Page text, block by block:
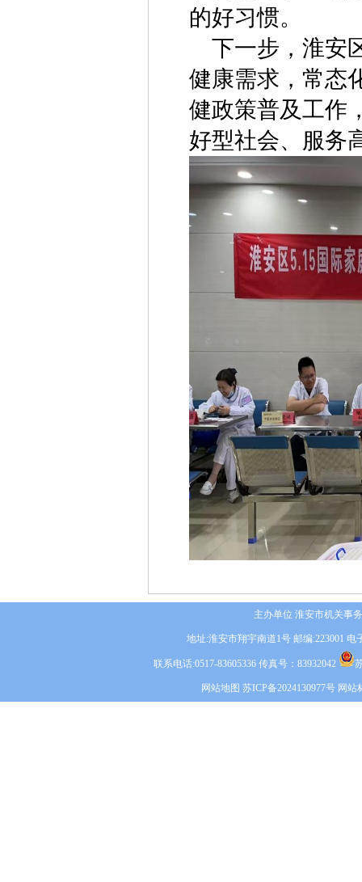
的好习惯。
下一步，淮安
健康需求，常态
健政策普及工作
好型社会、服务
主办单位 淮安市机关事
地址:淮安市翔宇南道1号 邮编:223001 电
联系电话:0517-83605336 传真号：83932042
网站地图 苏ICP备2024130977号 网站